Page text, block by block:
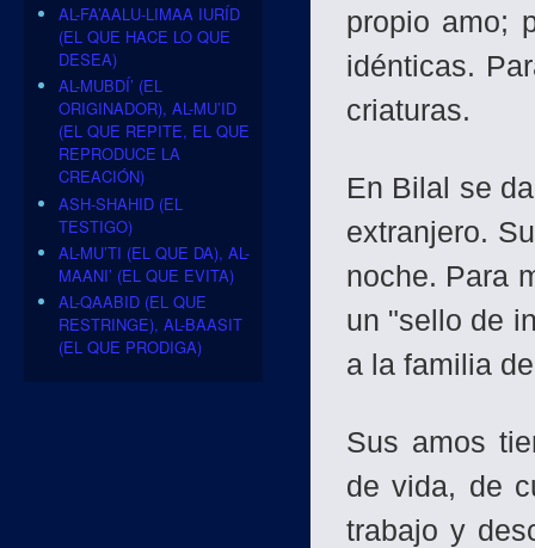
propio amo;
idénticas.
criaturas.
En Bilal se
extranjero.
noche. Para
un "sello de
a la familia
Sus amos
de vida, de
trabajo y
AL-FA’AALU-LIMAA IURÍD
(EL QUE HACE LO QUE
DESEA)
AL-MUBDÍ’ (EL
ORIGINADOR), AL-MU’ID
(EL QUE REPITE, EL QUE
REPRODUCE LA
CREACIÓN)
ASH-SHAHID (EL
TESTIGO)
AL-MU’TI (EL QUE DA), AL-
MAANI’ (EL QUE EVITA)
AL-QAABID (EL QUE
RESTRINGE), AL-BAASIT
(EL QUE PRODIGA)